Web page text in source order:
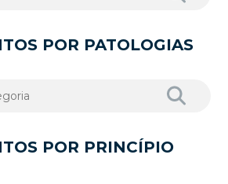
POR PATOLOGIAS
POR PRINCÍPIO